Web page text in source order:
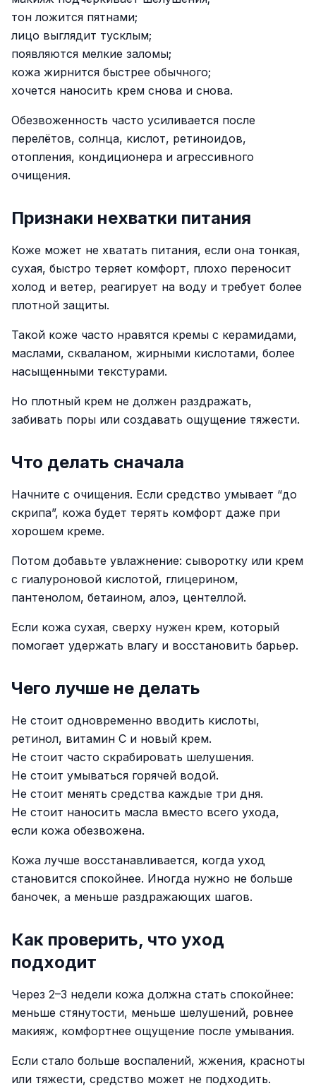
тон ложится пятнами;
лицо выглядит тусклым;
появляются мелкие заломы;
кожа жирнится быстрее обычного;
хочется наносить крем снова и снова.
Обезвоженность часто усиливается после
перелётов, солнца, кислот, ретиноидов,
отопления, кондиционера и агрессивного
очищения.
Признаки нехватки питания
Коже может не хватать питания, если она тонкая,
сухая, быстро теряет комфорт, плохо переносит
холод и ветер, реагирует на воду и требует более
плотной защиты.
Такой коже часто нравятся кремы с керамидами,
маслами, скваланом, жирными кислотами, более
насыщенными текстурами.
Но плотный крем не должен раздражать,
забивать поры или создавать ощущение тяжести.
Что делать сначала
Начните с очищения. Если средство умывает “до
скрипа”, кожа будет терять комфорт даже при
хорошем креме.
Потом добавьте увлажнение: сыворотку или крем
с гиалуроновой кислотой, глицерином,
пантенолом, бетаином, алоэ, центеллой.
Если кожа сухая, сверху нужен крем, который
помогает удержать влагу и восстановить барьер.
Чего лучше не делать
Не стоит одновременно вводить кислоты,
ретинол, витамин C и новый крем.
Не стоит часто скрабировать шелушения.
Не стоит умываться горячей водой.
Не стоит менять средства каждые три дня.
Не стоит наносить масла вместо всего ухода,
если кожа обезвожена.
Кожа лучше восстанавливается, когда уход
становится спокойнее. Иногда нужно не больше
баночек, а меньше раздражающих шагов.
Как проверить, что уход
подходит
Через 2–3 недели кожа должна стать спокойнее:
меньше стянутости, меньше шелушений, ровнее
макияж, комфортнее ощущение после умывания.
Если стало больше воспалений, жжения, красноты
или тяжести, средство может не подходить.